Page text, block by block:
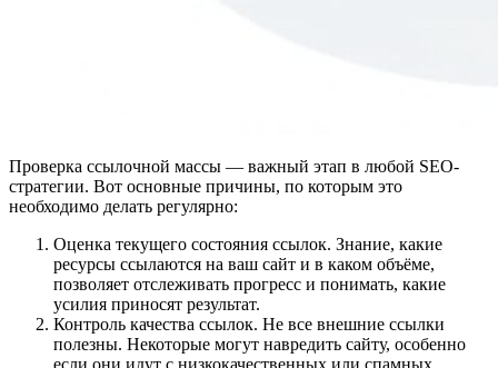
Проверка ссылочной массы — важный этап в любой SEO-
стратегии. Вот основные причины, по которым это
необходимо делать регулярно:
Оценка текущего состояния ссылок. Знание, какие
ресурсы ссылаются на ваш сайт и в каком объёме,
позволяет отслеживать прогресс и понимать, какие
усилия приносят результат.
Контроль качества ссылок. Не все внешние ссылки
полезны. Некоторые могут навредить сайту, особенно